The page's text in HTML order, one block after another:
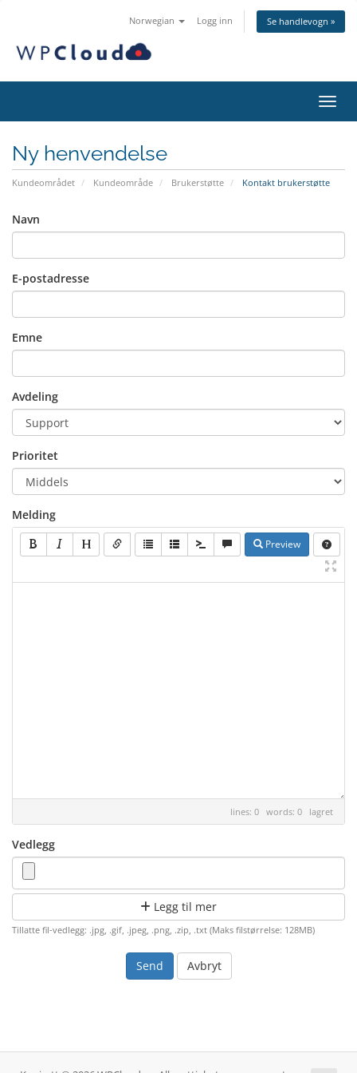
Norwegian Logg inn Se handlevogn »
Bytt
Ny henvendelse
Kundeområdet Kundeområde Brukerstøtte Kontakt brukerstøtte
Navn
E-postadresse
Emne
Avdeling
Prioritet
Melding
Preview
lines: 0 words: 0 lagret
Vedlegg
Legg til mer
Tillatte fil-vedlegg: .jpg, .gif, .jpeg, .png, .zip, .txt (Maks filstørrelse: 128MB)
Avbryt